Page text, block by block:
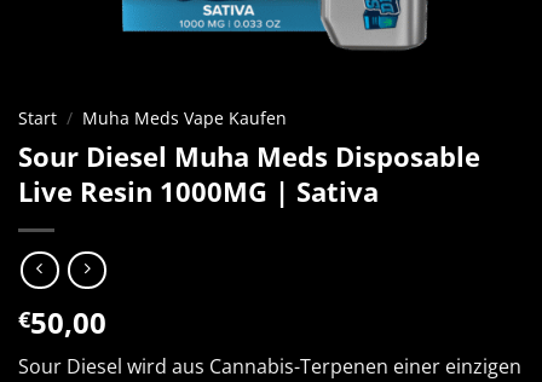
Start / Muha Meds Vape Kaufen
Sour Diesel Muha Meds Disposable
Live Resin 1000MG | Sativa
€50,00
Sour Diesel wird aus Cannabis-Terpenen einer einzigen